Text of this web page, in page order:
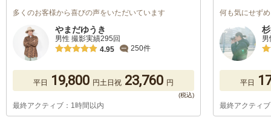
多くのお客様から喜びの声をいただいています
やまだゆうき
男性 撮影実績295回
4.95
250件
平日 19,800 円土日祝 23,760 円
最終アクティブ：1時間以内
何も気にせず
平日
最終アクティ